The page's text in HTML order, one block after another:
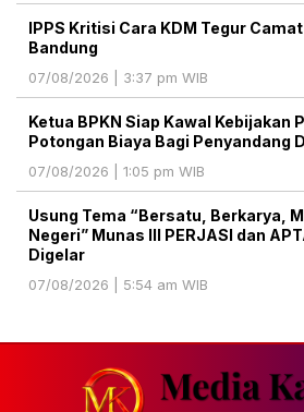
IPPS Kritisi Cara KDM Tegur
Bandung
07/08/2026 | 3:37 pm WIB
Ketua BPKN Siap Kawal Kebijakan
Potongan Biaya Bagi Penyandang
07/08/2026 | 1:05 pm WIB
Usung Tema “Bersatu, Berkarya,
Negeri” Munas III PERJASI dan
Digelar
07/08/2026 | 5:54 am WIB